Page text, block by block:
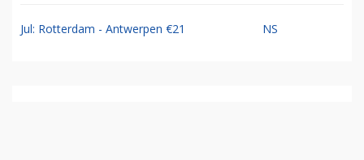
Jul: Rotterdam - Antwerpen €21 NS